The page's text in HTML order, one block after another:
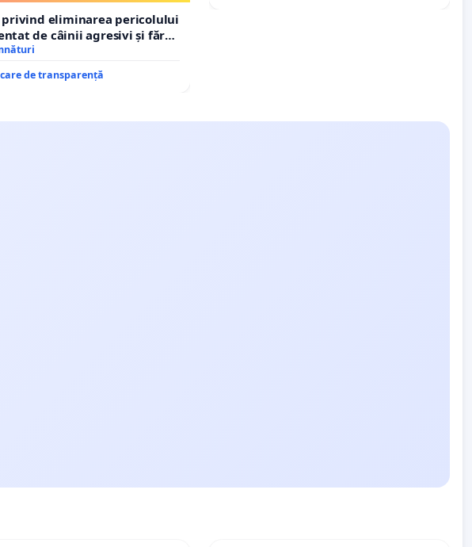
eliminarea pericolului
de câinii agresivi și fără
din comuna Tunari
de transparență